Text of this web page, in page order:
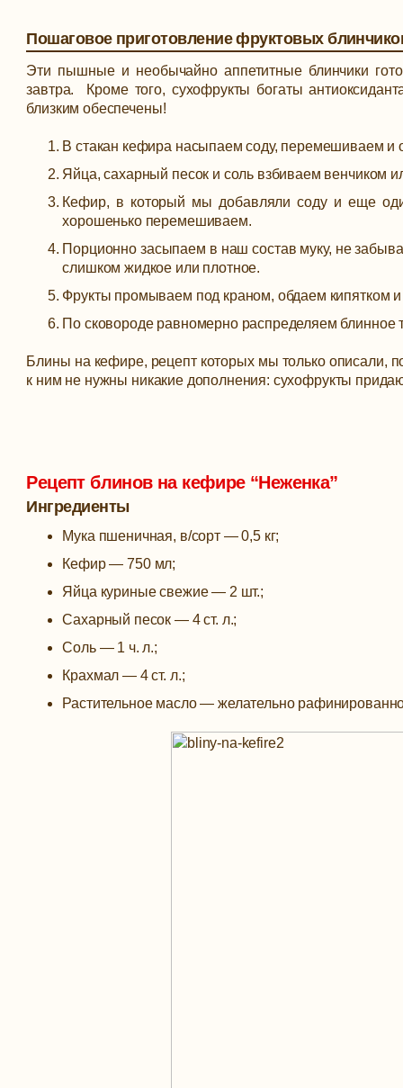
Пошаговое приготовление фруктовых
Эти пышные и необычайно аппетитные блинчики
завтра. Кроме того, сухофрукты богаты
близким обеспечены!
В стакан кефира насыпаем соду, перемешиваем и
Яйца, сахарный песок и соль взбиваем венчиком
Кефир, в который мы добавляли соду и еще
хорошенько перемешиваем.
Порционно засыпаем в наш состав муку, не
слишком жидкое или плотное.
Фрукты промываем под краном, обдаем кипятком
По сковороде равномерно распределяем
Блины на кефире, рецепт которых мы только описали,
к ним не нужны никакие дополнения: сухофрукты
Рецепт блинов на кефире “Неженка”
Ингредиенты
Мука пшеничная, в/сорт —0,5 кг;
Кефир —750 мл;
Яйца куриные свежие — 2 шт.;
Сахарный песок — 4 ст. л.;
Соль — 1 ч. л.;
Крахмал — 4 ст. л.;
Растительное масло —желательно